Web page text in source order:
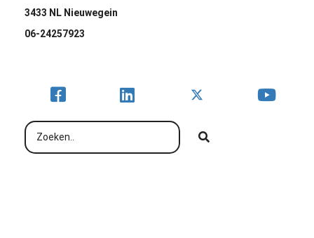
3433 NL Nieuwegein
06-24257923